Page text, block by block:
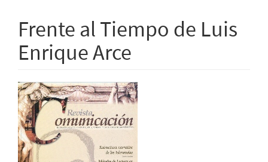
Frente al Tiempo de Luis
Enrique Arce
Barra
lateral
del
artículo